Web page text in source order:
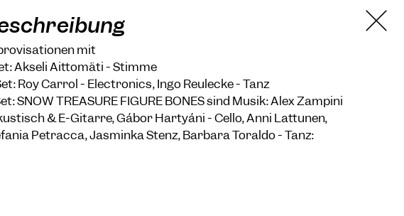
mit
Akseli Aittomäti - Stimme
Roy Carrol - Electronics, Ingo Reulecke - Tanz
SNOW TREASURE FIGURE BONES sind Musik: Alex Zampini
& E-Gitarre, Gábor Hartyáni - Cello, Anni Lattunen,
Petracca, Jasminka Stenz, Barbara Toraldo - Tanz: